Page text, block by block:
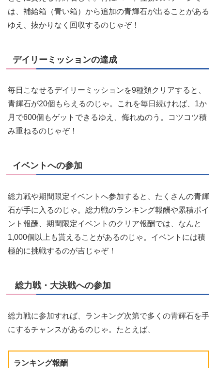
は、補給箱（青い箱）から追加の青輝石が出ることがある
ゆえ、抜かりなく回収するのじゃぞ！
デイリーミッションの達成
毎日こなせるデイリーミッションを9種類クリアすると、
青輝石が20個もらえるのじゃ。これを毎日続ければ、1か
月で600個もゲットできるゆえ、侮れぬのう。コツコツ積
み重ねるのじゃぞ！
イベントへの参加
総力戦や期間限定イベントへ参加すると、たくさんの青輝
石が手に入るのじゃ。総力戦のランキング報酬や累積ポイ
ント報酬、期間限定イベントのクリア報酬では、なんと
1,000個以上も貰えることがあるのじゃ。イベントには積
極的に挑戦するのが吉じゃぞ！
総力戦・大決戦への参加
総力戦に参加すれば、ランキング次第で多くの青輝石を手
にするチャンスがあるのじゃ。たとえば、
ランキング報酬